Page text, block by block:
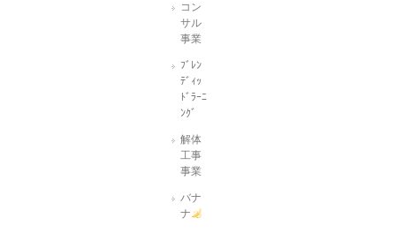
コン
サル
事業
ﾌﾞﾚﾝ
ﾃﾞｨｯ
ﾄﾞﾗｰﾆ
ﾝｸﾞ
解体
工事
事業
バナ
ナ